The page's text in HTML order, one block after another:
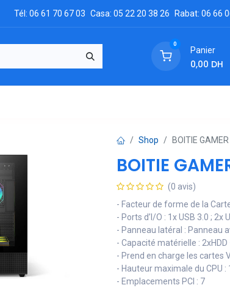
Tél: 06 61 70 67 03 Casa: 05 22 20 38 26 Rabat: 06 66
0
Panier
0,00 DH
Shop BOITIE
BOITIE
(0 avis)
- Facteur de forme de la
- Ports d’I/O : 1x USB 3.0 ; 2x
- Panneau latéral : Panneau
- Capacité matérielle : 2xHDD
- Prend en charge les cartes
- Hauteur maximale du CPU :
- Emplacements PCI : 7